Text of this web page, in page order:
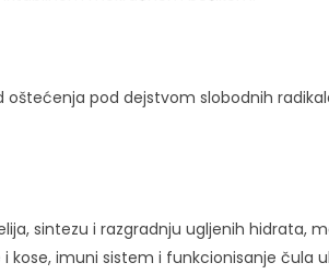
pod dejstvom slobodnih
sintezu i razgradnju ugljenih hidrata,
imuni sistem i funkcionisanje čula